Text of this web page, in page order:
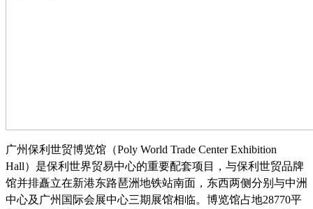
广州保利世贸博览馆（Poly World Trade Center Exhibition
Hall）是保利世界贸易中心的重要配套项目，与保利世贸品牌
馆并排矗立在新港东路琶洲地铁站南面，东西两侧分别与中洲
中心及广州国际会展中心三期展馆相临。博览馆占地28770平